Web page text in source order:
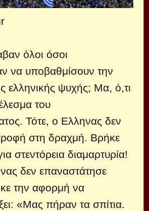
όλοι όσοι
να υποβαθμίσουν την
ελληνικής ψυχής; Μα, ό,τι
του
Τότε, ο Ελληνας δεν
στη δραχμή. Βρήκε
στεντόρεια διαμαρτυρία!
δεν επαναστάτησε
την αφορμή να
«Μας πήραν τα σπίτια.